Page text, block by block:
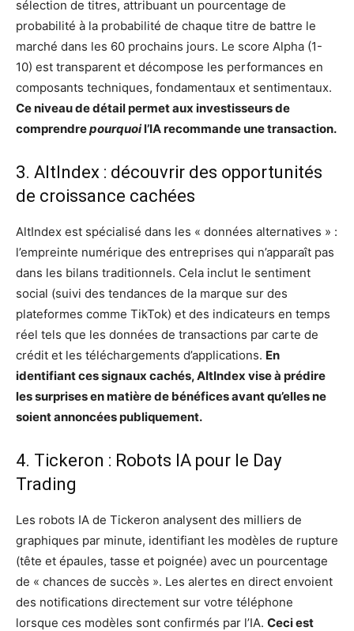
sélection de titres, attribuant un pourcentage de
probabilité à la probabilité de chaque titre de battre le
marché dans les 60 prochains jours. Le score Alpha (1-
10) est transparent et décompose les performances en
composants techniques, fondamentaux et sentimentaux.
Ce niveau de détail permet aux investisseurs de
comprendrepourquoil’IA recommande une transaction.
3. AltIndex : découvrir des opportunités
de croissance cachées
AltIndex est spécialisé dans les « données alternatives » :
l’empreinte numérique des entreprises qui n’apparaît pas
dans les bilans traditionnels. Cela inclut le sentiment
social (suivi des tendances de la marque sur des
plateformes comme TikTok) et des indicateurs en temps
réel tels que les données de transactions par carte de
crédit et les téléchargements d’applications. En
identifiant ces signaux cachés, AltIndex vise à prédire
les surprises en matière de bénéfices avant qu’elles ne
soient annoncées publiquement.
4. Tickeron : Robots IA pour le Day
Trading
Les robots IA de Tickeron analysent des milliers de
graphiques par minute, identifiant les modèles de rupture
(tête et épaules, tasse et poignée) avec un pourcentage
de « chances de succès ». Les alertes en direct envoient
des notifications directement sur votre téléphone
lorsque ces modèles sont confirmés par l’IA. Ceci est